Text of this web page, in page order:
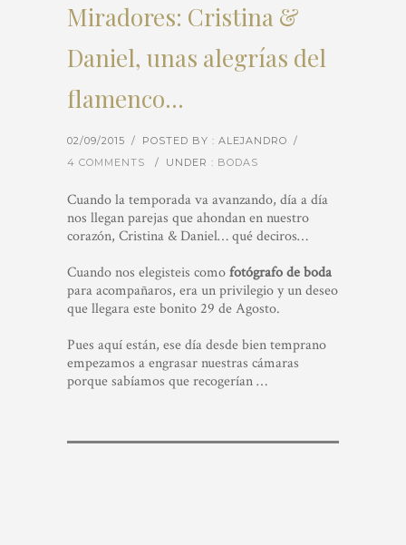
Miradores: Cristina &
Daniel, unas alegrías del
flamenco…
02/09/2015 / POSTED BY : ALEJANDRO /
4 COMMENTS
/ UNDER : BODAS
Cuando la temporada va avanzando, día a día
nos llegan parejas que ahondan en nuestro
corazón, Cristina & Daniel… qué deciros…
Cuando nos elegisteis comofotógrafo de boda
para acompañaros, era un privilegio y un deseo
que llegara este bonito 29 de Agosto.
Pues aquí están, ese día desde bien temprano
empezamos a engrasar nuestras cámaras
porque sabíamos que recogerían…